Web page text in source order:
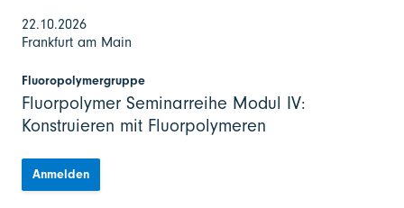
22.10.2026
Frankfurt am Main
Fluoropolymergruppe
Fluorpolymer Seminarreihe Modul IV:
Konstruieren mit Fluorpolymeren
Anmelden